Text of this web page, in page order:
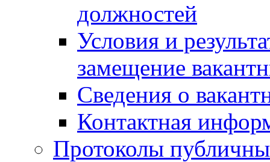
должностей
Условия и
замещение
Сведения о
Контактная
Протоколы